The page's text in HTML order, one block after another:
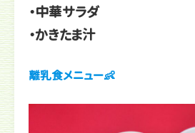
・中華サラダ
・かきたま汁
離乳食メニュー👶